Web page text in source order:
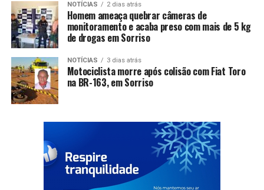
NOTÍCIAS 2 dias atrás
Homem ameaça quebrar câmeras de
monitoramento e acaba preso com mais de 5 kg
de drogas em Sorriso
NOTÍCIAS 3 dias atrás
Motociclista morre após colisão com Fiat Toro
na BR-163, em Sorriso